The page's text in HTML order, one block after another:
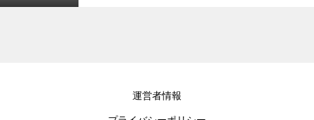
返る！被害の教
運営者情報